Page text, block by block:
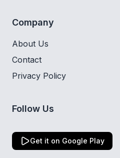
Company
About Us
Contact
Privacy Policy
Follow Us
Get it on Google Play